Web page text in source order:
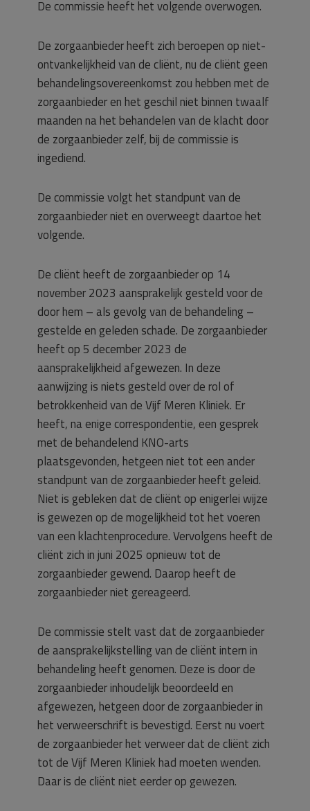
De commissie heeft het volgende overwogen.
De zorgaanbieder heeft zich beroepen op niet-
ontvankelijkheid van de cliënt, nu de cliënt geen
behandelingsovereenkomst zou hebben met de
zorgaanbieder en het geschil niet binnen twaalf
maanden na het behandelen van de klacht door
de zorgaanbieder zelf, bij de commissie is
ingediend.
De commissie volgt het standpunt van de
zorgaanbieder niet en overweegt daartoe het
volgende.
De cliënt heeft de zorgaanbieder op 14
november 2023 aansprakelijk gesteld voor de
door hem – als gevolg van de behandeling –
gestelde en geleden schade. De zorgaanbieder
heeft op 5 december 2023 de
aansprakelijkheid afgewezen. In deze
aanwijzing is niets gesteld over de rol of
betrokkenheid van de Vijf Meren Kliniek. Er
heeft, na enige correspondentie, een gesprek
met de behandelend KNO-arts
plaatsgevonden, hetgeen niet tot een ander
standpunt van de zorgaanbieder heeft geleid.
Niet is gebleken dat de cliënt op enigerlei wijze
is gewezen op de mogelijkheid tot het voeren
van een klachtenprocedure. Vervolgens heeft de
cliënt zich in juni 2025 opnieuw tot de
zorgaanbieder gewend. Daarop heeft de
zorgaanbieder niet gereageerd.
De commissie stelt vast dat de zorgaanbieder
de aansprakelijkstelling van de cliënt intern in
behandeling heeft genomen. Deze is door de
zorgaanbieder inhoudelijk beoordeeld en
afgewezen, hetgeen door de zorgaanbieder in
het verweerschrift is bevestigd. Eerst nu voert
de zorgaanbieder het verweer dat de cliënt zich
tot de Vijf Meren Kliniek had moeten wenden.
Daar is de cliënt niet eerder op gewezen.